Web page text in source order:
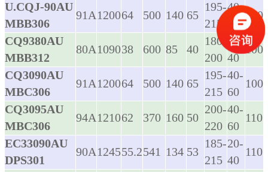
U.CQJ-90AU
MBB306
91A120064 500 140 65
195-
215
40-
60
100
CQ9380AU
MBB312
80A109038 600 85 40
180-
200
20-
40
100
CQ3090AU
MBC306
91A120064 500 140 65
195-
215
40-
60
100
CQ3095AU
MBC306
94A121062 370 160 50
200-
220
40-
60
110
EC33090AU
DPS301
90A124555.2541 134 53
185-
215
20-
40
110